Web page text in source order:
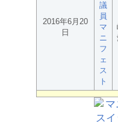
2016年6月20
日
議
員
マ
ニ
フ
ェ
ス
ト